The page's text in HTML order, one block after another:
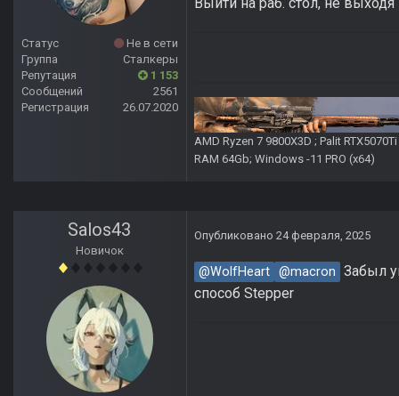
Статус
Не в сети
Группа
Сталкеры
Репутация
1 153
Сообщений
2561
Регистрация
26.07.2020
AMD Ryzen 7 9800X3D ; Palit
RAM 64Gb; Windows -11 PRO (х64)
Salos43
Новичок
Опубликовано 24 февраля, 2025
@WolfHeart @macron Забыл
способ Stepper